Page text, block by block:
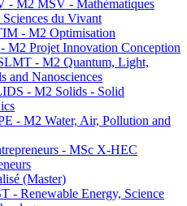
- M2 MSV - Mathématiques
Sciences du Vivant
- M2 Optimisation
M2 Projet Innovation Conception
- M2 Quantum, Light,
and Nanosciences
- M2 Solids - Solid
- M2 Water, Air, Pollution and
- MSc X-HEC
(Master)
- Renewable Energy, Science